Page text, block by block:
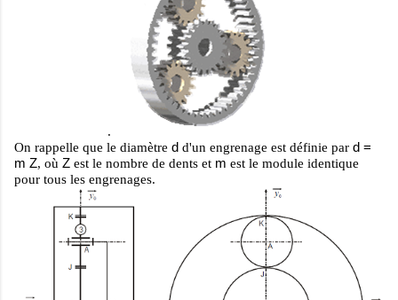
.
On rappelle que le diamètre d d'un engrenage est définie par d =
m Z, où Z est le nombre de dents et m est le module identique
pour tous les engrenages.